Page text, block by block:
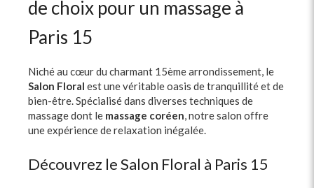
de choix pour un massage à
Paris 15
Niché au cœur du charmant 15ème arrondissement, le
Salon Floral est une véritable oasis de tranquillité et de
bien-être. Spécialisé dans diverses techniques de
massage dont le massage coréen , notre salon offre
une expérience de relaxation inégalée.
Découvrez le Salon Floral à Paris 15